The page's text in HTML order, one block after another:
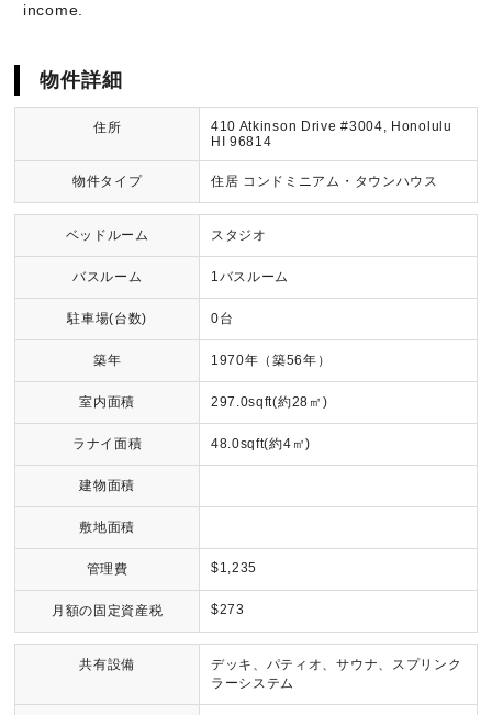
income.
物件詳細
住所
410 Atkinson Drive #3004, Honolulu
HI 96814
物件タイプ 住居 コンドミニアム・タウンハウス
ベッドルーム スタジオ
バスルーム 1バスルーム
駐車場(台数) 0台
築年 1970年（築56年）
室内面積 297.0sqft(約28㎡)
ラナイ面積 48.0sqft(約4㎡)
建物面積
敷地面積
管理費 $1,235
月額の固定資産税 $273
共有設備
デッキ、パティオ、サウナ、スプリンク
ラーシステム